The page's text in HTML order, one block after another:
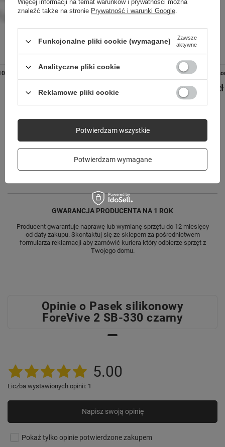
czarny Pasek silikonowy Fitband JW-150 czarny
44,90 zł szt.
Pasek
44,90 zł
Potrzebujesz pomocy? Masz pytania?
Zadaj pytanie a my odpowiemy niezwłocznie,
najciekawsze pytania i odpowiedzi publikując
dla innych.
GWARANCJA PRODUCENTA NA 1 ROK
Producent gwarantuje naprawę lub wymianę sprzętu do 12 miesięcy
od daty zakupu. Skontaktuj się ze sklepem za pośrednictwem
formularza reklamacji aby zamówić kuriera który odbierze sprzęt z
Twojego domu.
Opinie o Pasek silikonowy
ForeVive 2 SB-330 czarny
5.00
Liczba wystawionych opinii: 1
Napisz swoją opinię
Pokaż tylko opinie potwierdzone zakupem
Więcej informacji na temat warunków i prywatności można
znaleźć także na stronie Prywatność i warunki Google.
Funkcjonalne pliki cookie (wymagane)
Zawsze
aktywne
Analityczne pliki cookie
Reklamowe pliki cookie
Potwierdzam wymagane
Potwierdzam wszystkie